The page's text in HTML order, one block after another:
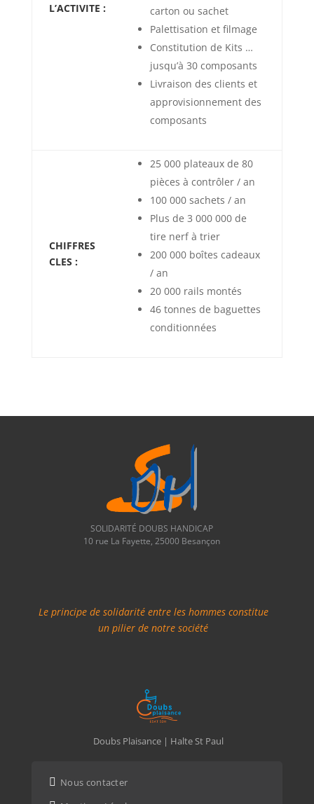
L’ACTIVITE :
carton ou sachet
Palettisation et filmage
Constitution de Kits …
jusqu’à 30 composants
Livraison des clients et
approvisionnement des
composants
CHIFFRES
CLES :
25 000 plateaux de 80
pièces à contrôler / an
100 000 sachets / an
Plus de 3 000 000 de
tire nerf à trier
200 000 boîtes cadeaux
/ an
20 000 rails montés
46 tonnes de baguettes
conditionnées
SOLIDARITÉ DOUBS HANDICAP
10 rue La Fayette, 25000 Besançon
Le principe de solidarité entre les hommes constitue
un pilier de notre société
Doubs Plaisance | Halte St Paul
 Nous contacter